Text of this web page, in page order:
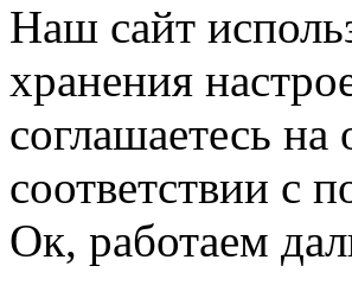
Наш сайт
хранения
соглашаетесь
соответствии с
Ок, работаем